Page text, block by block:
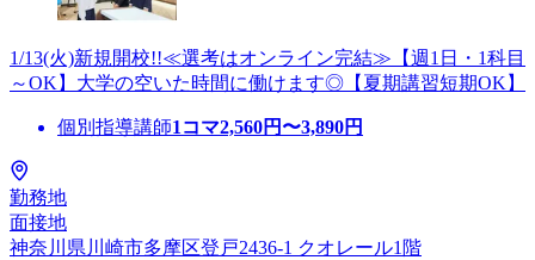
1/13(火)新規開校!!≪選考はオンライン完結≫【週1日・1科目
～OK】大学の空いた時間に働けます◎【夏期講習短期OK】
個別指導講師1コマ2,560円〜3,890円
勤務地
面接地
神奈川県川崎市多摩区登戸2436-1 クオレール1階